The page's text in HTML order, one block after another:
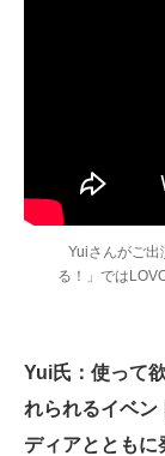
Yuiさんがご出
る！」では
Yui氏：使って
れられるイベン
ディアとともに